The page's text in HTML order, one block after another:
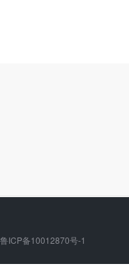
鲁ICP备10012870号-1